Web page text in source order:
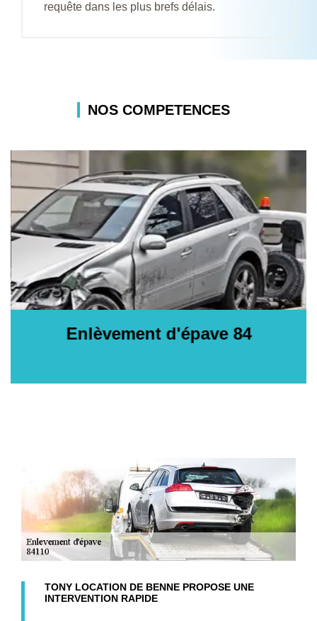
requête dans les plus brefs délais.
NOS COMPETENCES
Enlèvement d'épave 84
TONY LOCATION DE BENNE PROPOSE UNE
INTERVENTION RAPIDE